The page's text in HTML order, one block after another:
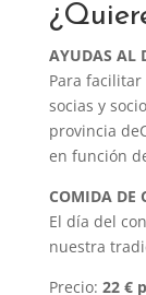
AYUDAS AL
Para
socias y
provincia
en función
COMIDA DE
El día del
nuestra
Precio: 22 €